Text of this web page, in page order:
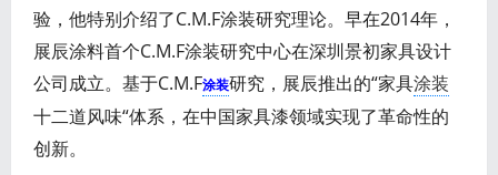
验，他特别介绍了C.M.F涂装研究理论。早在2014年，
展辰涂料首个C.M.F涂装研究中心在深圳景初家具设计
公司成立。基于C.M.F涂装研究，展辰推出的“家具涂装
十二道风味“体系，在中国家具漆领域实现了革命性的
创新。